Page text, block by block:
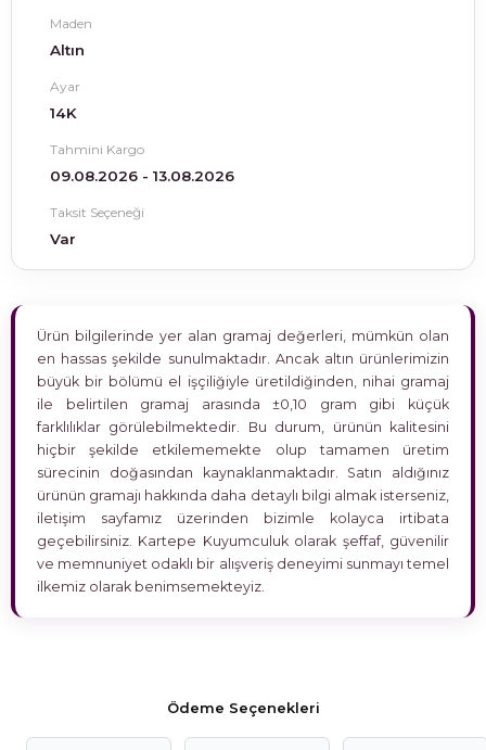
Maden
Altın
Ayar
14K
Tahmini Kargo
09.08.2026 - 13.08.2026
Taksit Seçeneği
Var
Ürün bilgilerinde yer alan gramaj değerleri, mümkün olan
en hassas şekilde sunulmaktadır. Ancak altın ürünlerimizin
büyük bir bölümü el işçiliğiyle üretildiğinden, nihai gramaj
ile belirtilen gramaj arasında ±0,10 gram gibi küçük
farklılıklar görülebilmektedir. Bu durum, ürünün kalitesini
hiçbir şekilde etkilememekte olup tamamen üretim
sürecinin doğasından kaynaklanmaktadır. Satın aldığınız
ürünün gramajı hakkında daha detaylı bilgi almak isterseniz,
iletişim sayfamız üzerinden bizimle kolayca irtibata
geçebilirsiniz. Kartepe Kuyumculuk olarak şeffaf, güvenilir
ve memnuniyet odaklı bir alışveriş deneyimi sunmayı temel
ilkemiz olarak benimsemekteyiz.
Ödeme Seçenekleri